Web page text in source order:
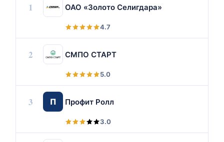
1 ОАО «Золото Селигдара»
4.7
2 СМПО СТАРТ
5.0
3 П Профит Ролл
3.0